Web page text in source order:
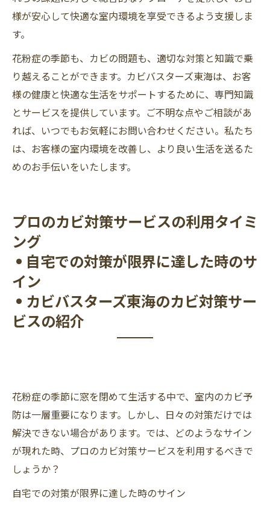
様が安心して快適な室内環境を享受できるよう支援しま
す。
花粉症の季節も、カビの問題も、適切な対策と知識で乗
り越えることができます。カビバスターズ東海は、お客
様の健康と快適な生活をサポートするために、専門知識
とサービスを提供しています。ご不明な点やご相談があ
れば、いつでもお気軽にお問い合わせください。私たち
は、お客様の室内環境を改善し、より良い生活を送るた
めのお手伝いをいたします。
プロのカビ対策サービスの利用タイミ
ング
• 自宅での対策が限界に達した時のサ
イン
• カビバスターズ東海のカビ対策サー
ビスの紹介
花粉症の季節に窓を閉めて生活する中で、室内のカビ予
防は一層重要になります。しかし、日々の対策だけでは
解決できない場合があります。では、どのようなサイン
が現れた時、プロのカビ対策サービスを利用するべきで
しょうか？
自宅での対策が限界に達した時のサイン